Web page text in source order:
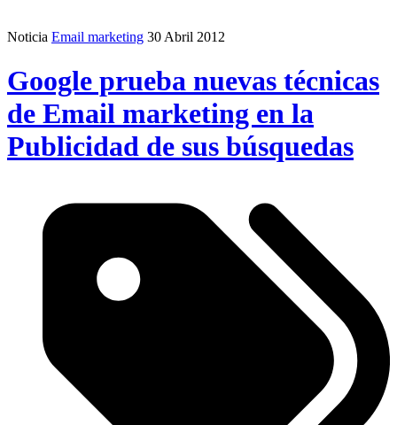
Noticia Email marketing 30 Abril 2012
Google prueba nuevas técnicas
de Email marketing en la
Publicidad de sus búsquedas